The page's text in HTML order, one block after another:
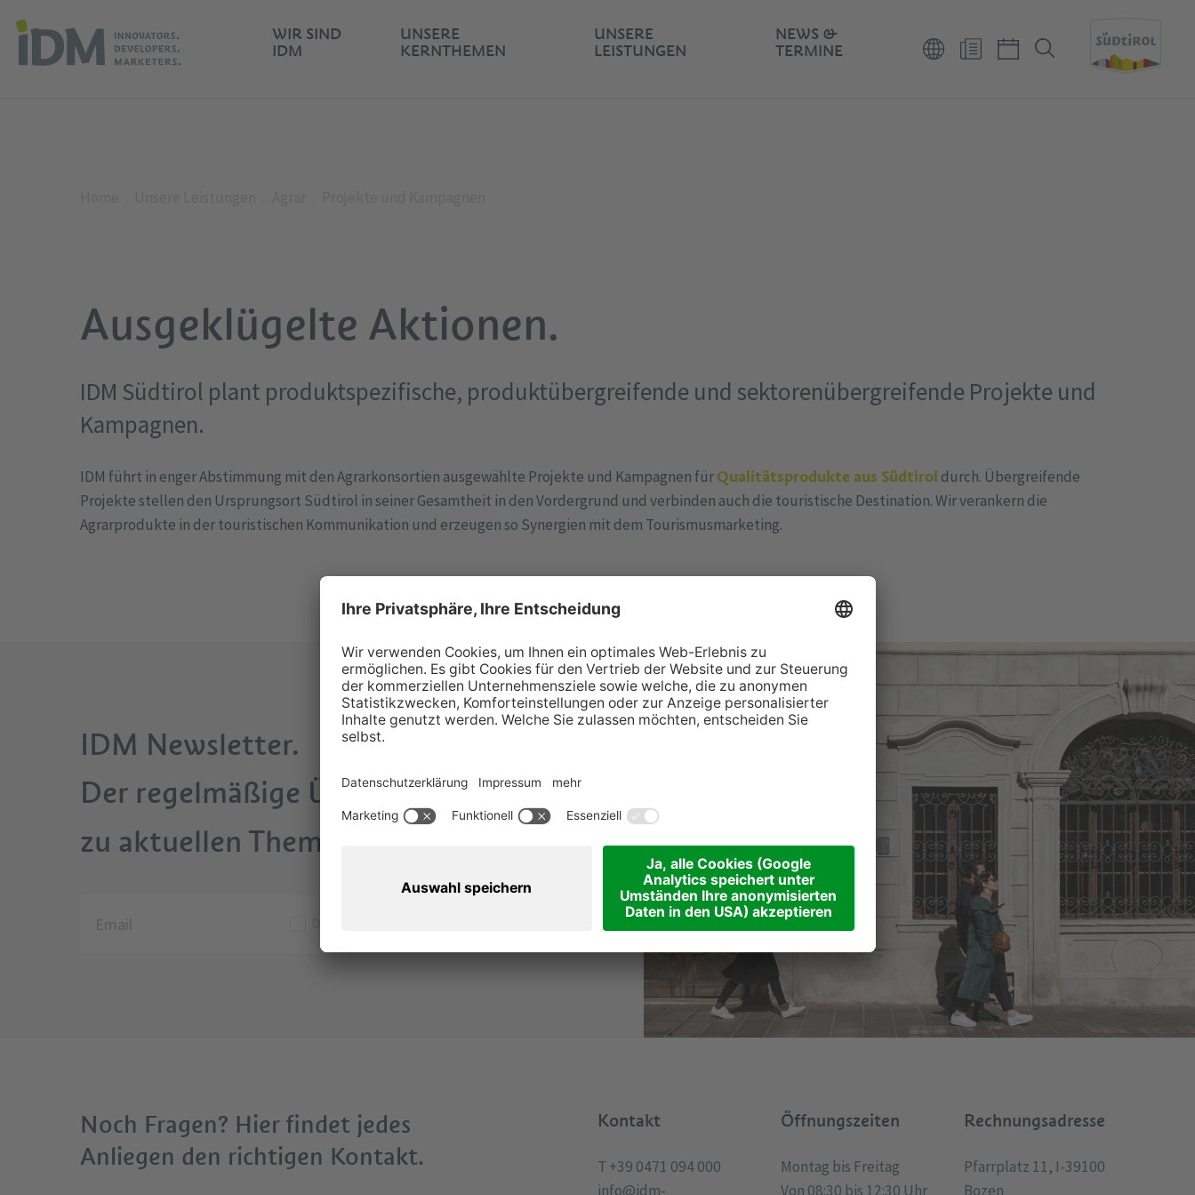
WIR SIND
IDM
UNSERE
KERNTHEMEN
UNSERE
LEISTUNGEN
NEWS &
TERMINE
Ausgeklügelte Aktionen.
IDM Südtirol plant produktspezifische, produktübergreifende und sektorenübergreifende Projekte und
Kampagnen.
IDM führt in enger Abstimmung mit den Agrarkonsortien ausgewählte Projekte und Kampagnen fürQualitätsprodukte aus Südtirol durch. Übergreifende
Projekte stellen den Ursprungsort Südtirol in seiner Gesamtheit in den Vordergrund und verbinden auch die touristische Destination. Wir verankern die
Agrarprodukte in der touristischen Kommunikation und erzeugen so Synergien mit dem Tourismusmarketing.
IDM Newsletter.
Der regelmäßige Überblick
zu aktuellen Themen.
Noch Fragen? Hier findet jedes
Anliegen den richtigen Kontakt.
Kontakt
T +39 0471 094 000
info@idm-
Öffnungszeiten
Montag bis Freitag
Von 08:30 bis 12:30 Uhr
Rechnungsadresse
Pfarrplatz 11, I-39100
Bozen